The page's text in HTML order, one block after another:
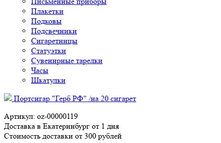
Плакетки
Подковы
Подсвечники
Сигаретницы
Статуэтки
Сувенирные тарелки
Часы
Шкатулки
Портсигар "Герб РФ" /на 20 сигарет
Артикул: oz-00000119
Доставка в Екатеринбург от 1 дня
Стоимость доставки от 300 рублей